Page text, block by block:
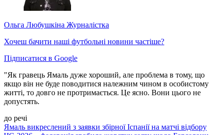
Ольга Любушкіна Журналістка
Хочеш бачити наші футбольні новини частіше?
Підписатися в Google
"Як гравець Ямаль дуже хороший, але проблема в тому, що
якщо він не буде поводитися належним чином в особистому
житті, то довго не протримається. Це ясно. Вони цього не
допустять.
до речі
Ямаль викреслений з заявки збірної Іспанії на матчі відбору